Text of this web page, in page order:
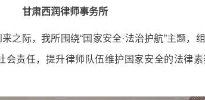
甘肃西润律师事务所
之际，我所围绕“国家安全·法治护航”主题，
责任，提升律师队伍维护国家安全的法律